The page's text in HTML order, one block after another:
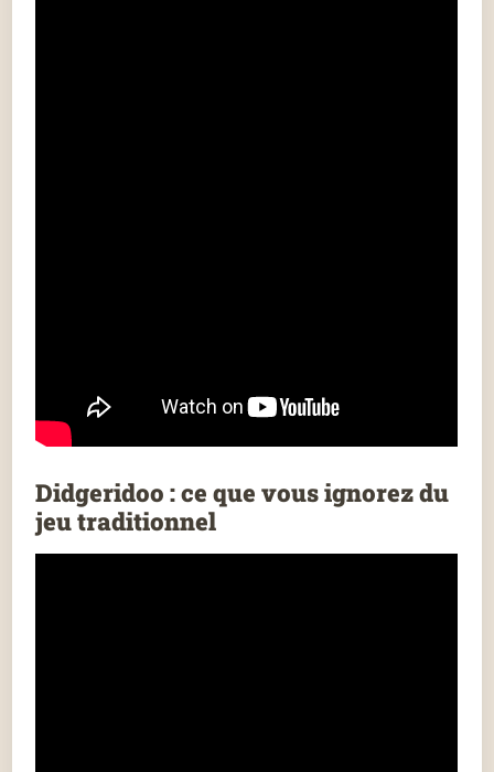
Didgeridoo : ce que vous ignorez du
jeu traditionnel